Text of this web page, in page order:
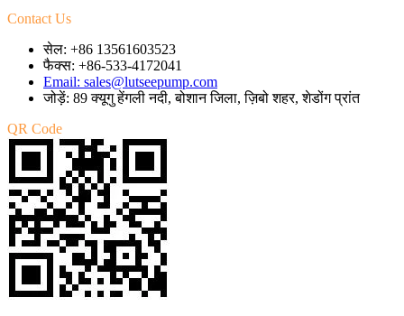
Contact Us
सेल: +86 13561603523
फैक्स: +86-533-4172041
Email: sales@lutseepump.com
जोड़ें: 89 क्यूगु हेंगली नदी, बोशान जिला, ज़िबो शहर, शेडोंग प्रांत
QR Code